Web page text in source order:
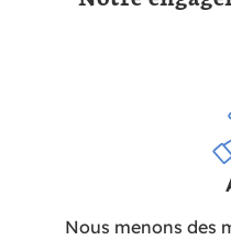
Nous menons des